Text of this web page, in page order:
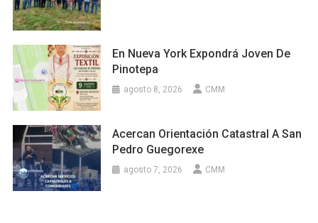
En Nueva York Expondrá Joven De
Pinotepa
agosto 8, 2026 CMM
Acercan Orientación Catastral A San
Pedro Guegorexe
agosto 7, 2026 CMM